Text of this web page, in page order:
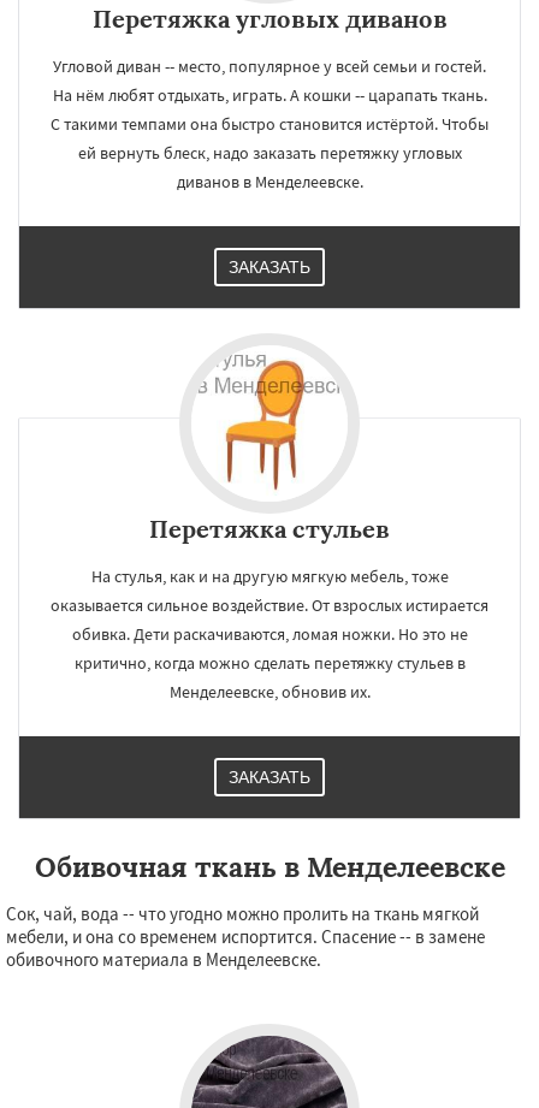
Перетяжка угловых диванов
Угловой диван -- место, популярное у всей семьи и гостей.
На нём любят отдыхать, играть. А кошки -- царапать ткань.
С такими темпами она быстро становится истёртой. Чтобы
ей вернуть блеск, надо заказать перетяжку угловых
диванов в Менделеевске.
ЗАКАЗАТЬ
Перетяжка стульев
На стулья, как и на другую мягкую мебель, тоже
оказывается сильное воздействие. От взрослых истирается
обивка. Дети раскачиваются, ломая ножки. Но это не
критично, когда можно сделать перетяжку стульев в
Менделеевске, обновив их.
ЗАКАЗАТЬ
Обивочная ткань в Менделеевске
Сок, чай, вода -- что угодно можно пролить на ткань мягкой
мебели, и она со временем испортится. Спасение -- в замене
обивочного материала в Менделеевске.